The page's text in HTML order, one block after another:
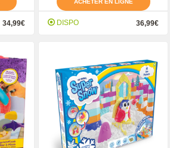
34,99€
ACHETER EN LIGNE
DISPO 36,99€